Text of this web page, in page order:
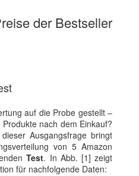
der Bestseller
auf die Probe gestellt –
nach dem Einkauf?
Ausgangsfrage bringt
von 5 Amazon
Test. In Abb. [1] zeigt
für nachfolgende Daten: